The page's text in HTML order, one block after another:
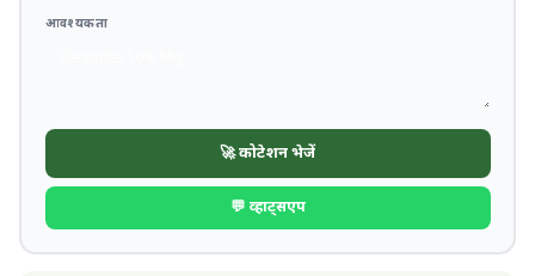
आवश्यकता
🚀 कोटेशन भेजें
💬 व्हाट्सएप